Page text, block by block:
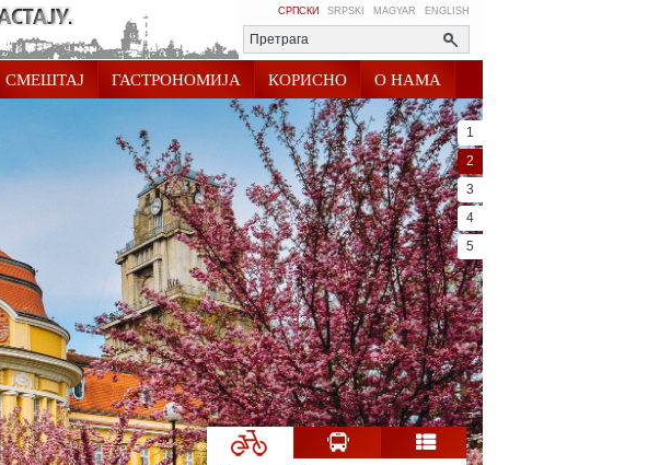
СРПСКИ SRPSKI MAGYAR ENGLISH
СМЕШТАЈ ГАСТРОНОМИЈА КОРИСНО О НАМА
1
2
3
4
5